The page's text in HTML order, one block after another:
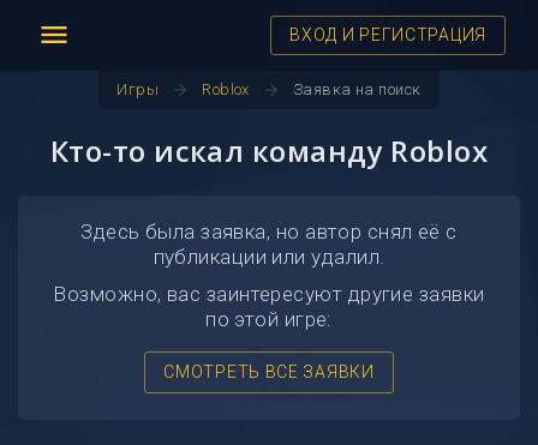
menu ВХОД И РЕГИСТРАЦИЯ
Игры arrow_forward Roblox arrow_forward Заявка на поиск
Кто-то искал команду Roblox
Здесь была заявка, но автор снял её с
публикации или удалил.
Возможно, вас заинтересуют другие заявки
по этой игре:
СМОТРЕТЬ ВСЕ ЗАЯВКИ